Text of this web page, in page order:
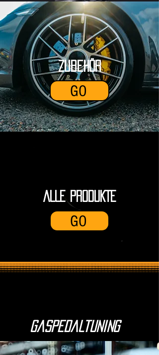
Zubehör
GO
ALLE PRODUKTE
GO
Gaspedaltuning